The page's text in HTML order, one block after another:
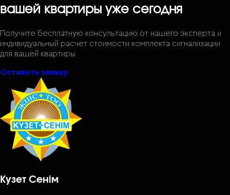
вашей квартиры уже сегодня
Получите бесплатную консультацию от нашего эксперта и
индивидуальный расчет стоимости комплекта сигнализации
для вашей квартиры
Оставить заявку
Кузет Сенім